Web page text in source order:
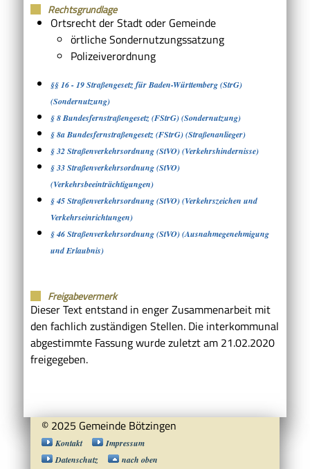
Rechtsgrundlage
Ortsrecht der Stadt oder Gemeinde
örtliche Sondernutzungssatzung
Polizeiverordnung
§§ 16 - 19 Straßengesetz für Baden-Württemberg (StrG)
(Sondernutzung)
§ 8 Bundesfernstraßengesetz (FStrG) (Sondernutzung)
§ 8a Bundesfernstraßengesetz (FStrG) (Straßenanlieger)
§ 32 Straßenverkehrsordnung (StVO) (Verkehrshindernisse)
§ 33 Straßenverkehrsordnung (StVO)
(Verkehrsbeeinträchtigungen)
§ 45 Straßenverkehrsordnung (StVO) (Verkehrszeichen und
Verkehrseinrichtungen)
§ 46 Straßenverkehrsordnung (StVO) (Ausnahmegenehmigung
und Erlaubnis)
Freigabevermerk
Dieser Text entstand in enger Zusammenarbeit mit
den fachlich zuständigen Stellen. Die interkommunal
abgestimmte Fassung wurde zuletzt am 21.02.2020
freigegeben.
© 2025 Gemeinde Bötzingen
Kontakt
Impressum
Datenschutz
nach oben